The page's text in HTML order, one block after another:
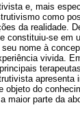
e, mais
como
da realidade.
constituiu-se em
nome à
vivida.
do
maior parte da